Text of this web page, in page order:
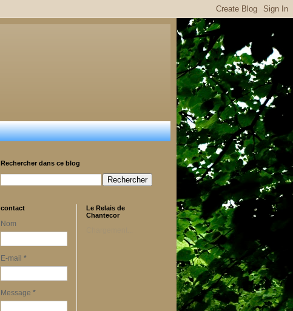
Rechercher dans ce blog
contact
Nom
E-mail *
Message *
Le Relais de
Chantecor